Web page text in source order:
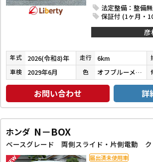
法定整備：整備無
保証付 (1ヶ月・
彦
年式 2026(令和8)年 走行 6km
車検 2029年6月 色 オフブルーメタリック
お問い合わせ 詳
ホンダ N－BOX
届出済未使用車